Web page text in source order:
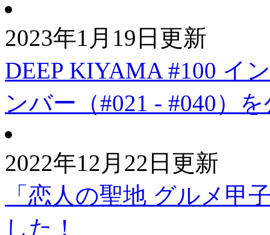
2023年1月19日更新
DEEP KIYAMA #100
ンバー（#021 - #040）
2022年12月22日更新
「恋人の聖地 グルメ甲
した！